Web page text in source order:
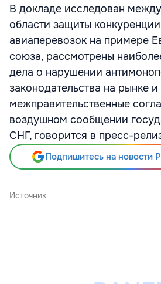
В докладе исследован
области защиты
авиаперевозок на примере
союза, рассмотрены
дела о нарушении
законодательства на рынке и
межправительственные
воздушном сообщении
СНГ, говорится в пресс-
Подпишитесь на новости
Источник